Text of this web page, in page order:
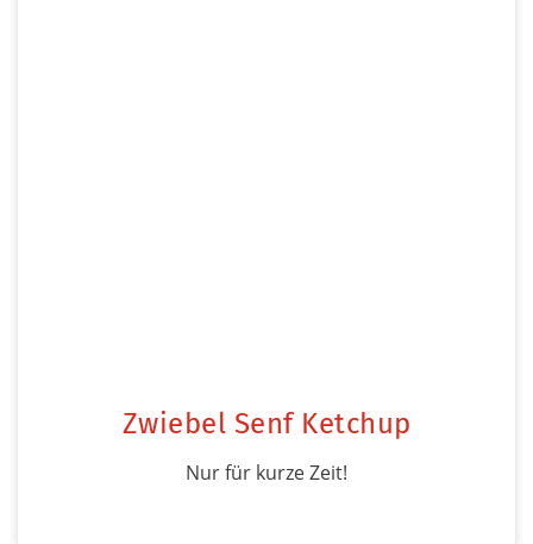
Zwiebel Senf Ketchup
Nur für kurze Zeit!